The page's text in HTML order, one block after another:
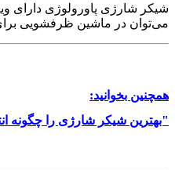
شیکر شارژی پاورولوژی دارای
می‌توان در ماشین ظرفشویی
همچنین بخوانید:
"بهترین شیکر شارژی را چگونه